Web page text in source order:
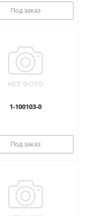
Под заказ
1-100103-0
Под заказ